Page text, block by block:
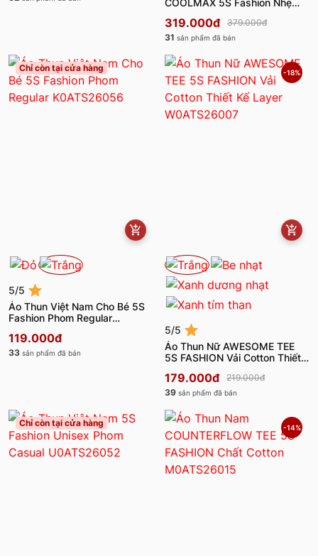
319.000đ
379.000đ
31 sản phẩm đã bán
Chỉ còn tại cửa hàng
5/5
Áo Thun Việt Nam Cho Bé 5S
Fashion Phom Regular
119.000đ
33 sản phẩm đã bán
-18%
5/5
Áo Thun Nữ AWESOME TEE
5S FASHION Vải Cotton Thiết
179.000đ
219.000đ
39 sản phẩm đã bán
Chỉ còn tại cửa hàng -14%